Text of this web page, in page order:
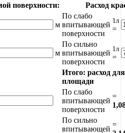
поверхности: Расход
м
По слабо
впитывающей
поверхности
1л
=
м
По сильно
впитывающей
поверхности
1л
=
Итого: расход
площади
По слабо
впитывающей
поверхности
=
По сильно
впитывающей
=